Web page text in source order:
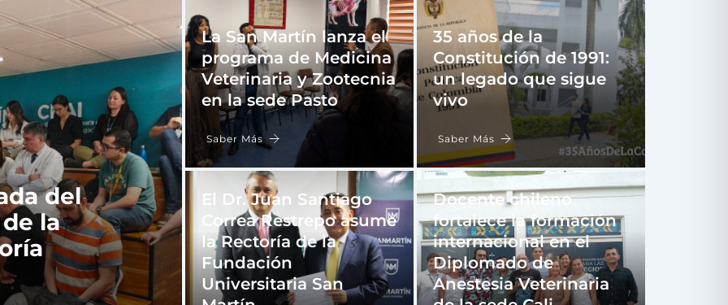
del
la
La San Martín lanza el
programa de Medicina
Veterinaria y Zootecnia
en la sede Pasto
Saber Más
35 años de la
Constitución de 1991:
un legado que sigue
vivo
Saber Más
El Dr. Juan Santiago
Correa Restrepo asume
la Rectoría de la
Fundación
Universitaria San
Docente chileno
fortalece la formación
internacional en el
Diplomado de
Anestesia Veterinaria